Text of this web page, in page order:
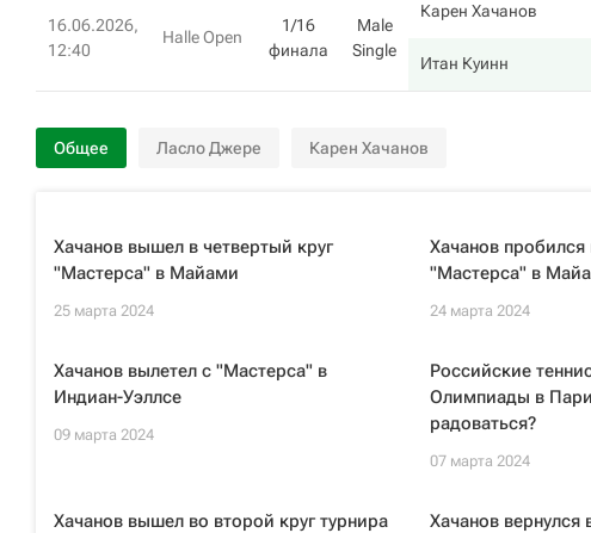
16.06.2026,
12:40
Halle Open
1/16
финала
Male
Single
Карен Хачанов
Итан Куинн
Общее Ласло Джере Карен Хачанов
Хачанов вышел в четвертый круг
"Мастерса" в Майами
25 марта 2024
Хачанов пробился
"Мастерса" в
24 марта 2024
Хачанов вылетел с "Мастерса" в
Индиан-Уэллсе
09 марта 2024
Российские
Олимпиады в
радоваться?
07 марта 2024
Хачанов вышел во второй круг турнира
Хачанов вернулся